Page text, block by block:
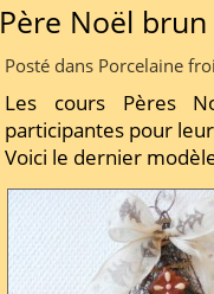
Père Noël
Posté dans Porcelaine
Les cours Pères
participantes pour
Voici le dernier